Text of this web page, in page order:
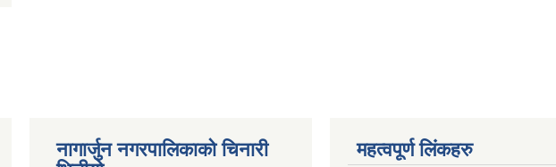
नागार्जुन नगरपालिकाको चिनारी
महत्वपूर्ण लिंकहरु